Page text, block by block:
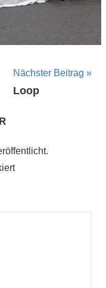
Nächster Beitrag
Loop